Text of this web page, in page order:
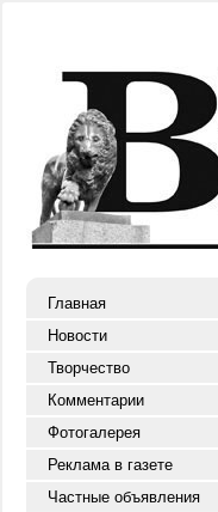
Главная
Новости
Творчество
Комментарии
Фотогалерея
Реклама в газете
Частные объявления